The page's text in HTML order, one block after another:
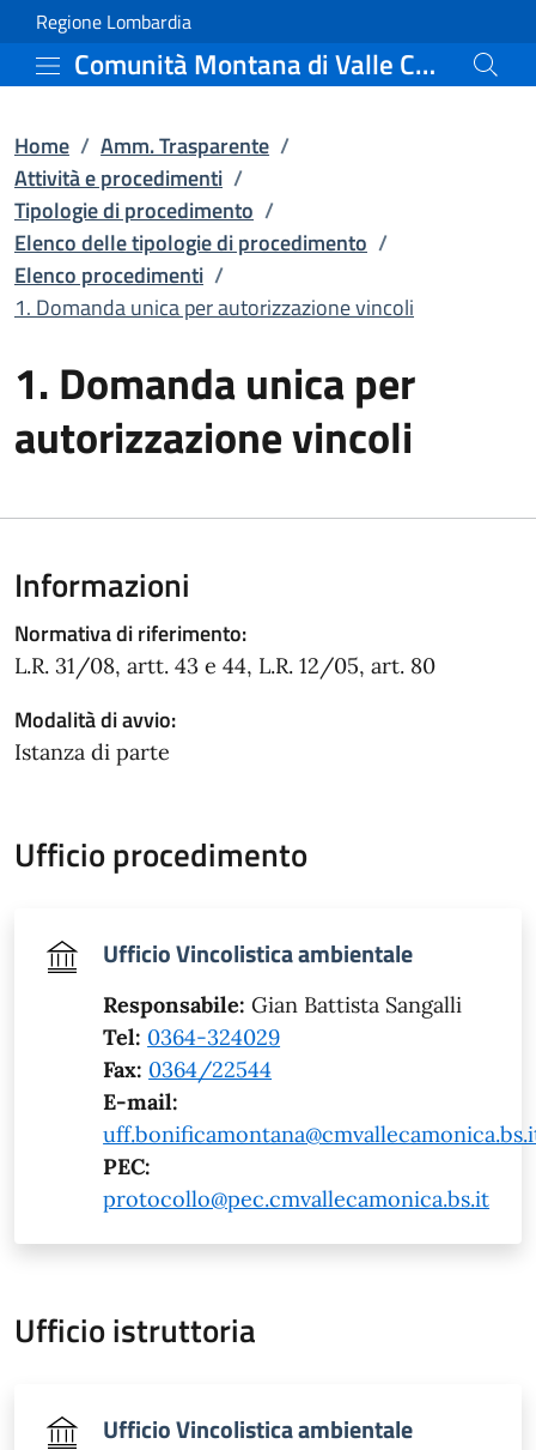
Vai al contenuto principale
1. Domanda unica per
Regione Lombardia
Comunità Montana di Valle Camonica
Home / Amm. Trasparente /
Attività e procedimenti /
Tipologie di procedimento /
Elenco delle tipologie di procedimento /
Elenco procedimenti /
1. Domanda unica per autorizzazione vincoli
1. Domanda unica per
autorizzazione vincoli
Informazioni
Normativa di riferimento:
L.R. 31/08, artt. 43 e 44, L.R. 12/05, art. 80
Modalità di avvio:
Istanza di parte
Ufficio procedimento
Ufficio Vincolistica ambientale
Responsabile:Gian Battista Sangalli
Tel: 0364-324029
Fax: 0364/22544
E-mail:
PEC:
protocollo@pec.cmvallecamonica.bs.it
Ufficio istruttoria
Ufficio Vincolistica ambientale